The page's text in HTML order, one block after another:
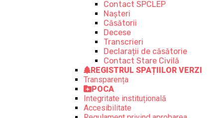
Contact SPCLEP
Nașteri
Căsătorii
Decese
Transcrieri
Declarații de căsătorie
Contact Stare Civilă
REGISTRUL SPAȚIILOR VERZI
Transparența
POCA
Integritate instituțională
Accesibilitate